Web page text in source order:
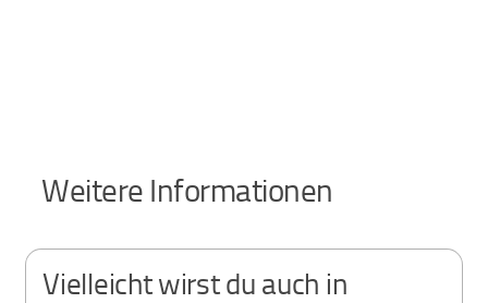
Weitere Informationen
Vielleicht wirst du auch in